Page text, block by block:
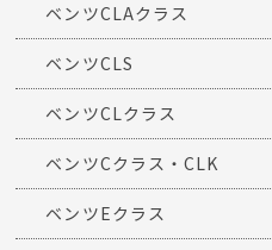
ベンツCLAクラス
ベンツCLS
ベンツCLクラス
ベンツCクラス・CLK
ベンツEクラス